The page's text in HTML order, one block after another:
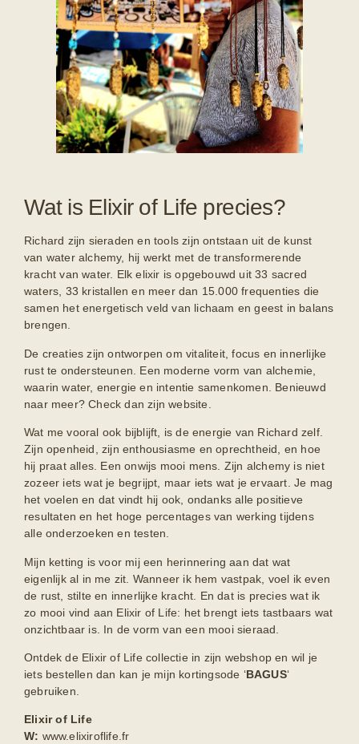
Wat is Elixir of Life precies?
Richard zijn sieraden en tools zijn ontstaan uit de kunst
van water alchemy, hij werkt met de transformerende
kracht van water. Elk elixir is opgebouwd uit 33 sacred
waters, 33 kristallen en meer dan 15.000 frequenties die
samen het energetisch veld van lichaam en geest in balans
brengen.
De creaties zijn ontworpen om vitaliteit, focus en innerlijke
rust te ondersteunen. Een moderne vorm van alchemie,
waarin water, energie en intentie samenkomen. Benieuwd
naar meer? Check dan zijn website.
Wat me vooral ook bijblijft, is de energie van Richard zelf.
Zijn openheid, zijn enthousiasme en oprechtheid, en hoe
hij praat alles. Een onwijs mooi mens. Zijn alchemy is niet
zozeer iets wat je begrijpt, maar iets wat je ervaart. Je mag
het voelen en dat vindt hij ook, ondanks alle positieve
resultaten en het hoge percentages van werking tijdens
alle onderzoeken en testen.
Mijn ketting is voor mij een herinnering aan dat wat
eigenlijk al in me zit. Wanneer ik hem vastpak, voel ik even
de rust, stilte en innerlijke kracht. En dat is precies wat ik
zo mooi vind aan Elixir of Life: het brengt iets tastbaars wat
onzichtbaar is. In de vorm van een mooi sieraad.
Ontdek de Elixir of Life collectie in zijn webshop en wil je
iets bestellen dan kan je mijn kortingsode ‘BAGUS‘
gebruiken.
Elixir of Life
W: www.elixiroflife.fr